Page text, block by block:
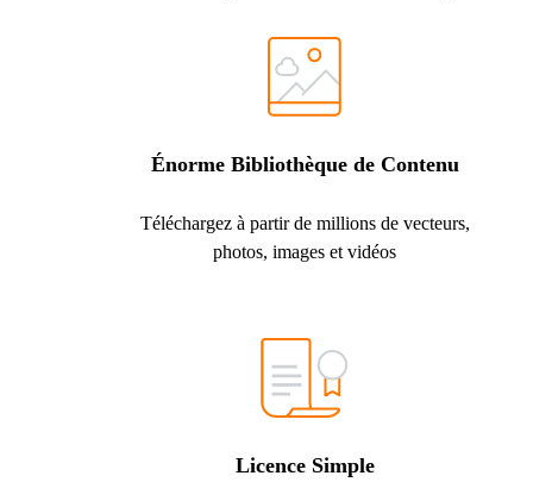
Énorme Bibliothèque de Contenu
Téléchargez à partir de millions de vecteurs,
photos, images et vidéos
Licence Simple